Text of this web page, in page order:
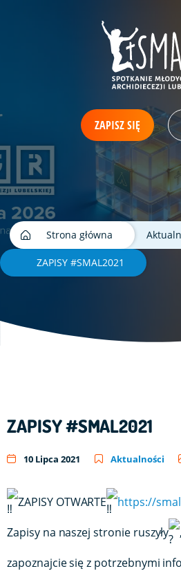
ZAPISZ SIĘ
Strona główna
ZAPISY #SMAL2021
ZAPISY #SMAL2021
10 Lipca 2021 Aktualności
ZAPISY OTWARTE https://
Zapisy na naszej stronie ruszyły
zapoznajcie się z potrzebnymi